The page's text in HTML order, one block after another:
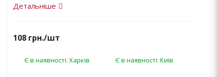
Детальніше
108 грн./шт
Є в наявності: Харків Є в наявності: Київ